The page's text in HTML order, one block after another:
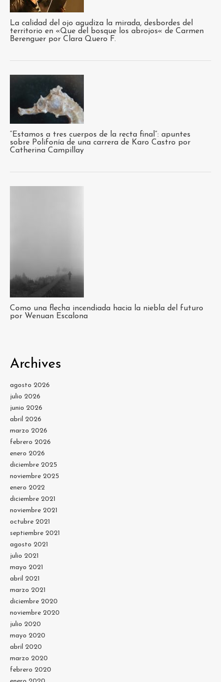
La calidad del ojo agudiza la mirada, desbordes del
territorio en «Que del bosque los abrojos« de Carmen
Berenguer por Clara Quero F.
“Estamos a tres cuerpos de la recta final”: apuntes
sobre Polifonía de una carrera de Karo Castro por
Catherina Campillay
Como una flecha incendiada hacia la niebla del futuro
por Wenuan Escalona
Archives
agosto 2026
julio 2026
junio 2026
abril 2026
marzo 2026
febrero 2026
enero 2026
diciembre 2025
noviembre 2025
enero 2022
diciembre 2021
noviembre 2021
octubre 2021
septiembre 2021
agosto 2021
julio 2021
mayo 2021
abril 2021
marzo 2021
diciembre 2020
noviembre 2020
julio 2020
mayo 2020
abril 2020
marzo 2020
febrero 2020